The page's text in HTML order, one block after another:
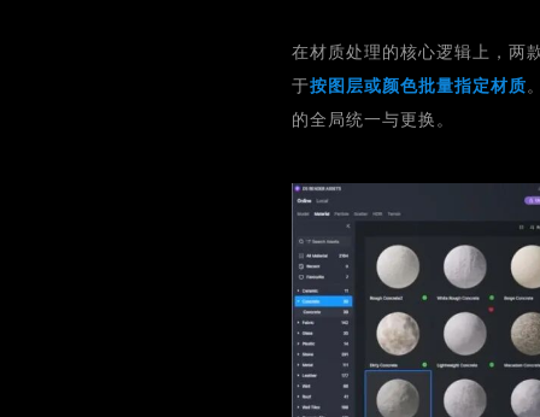
在材质处理的核心逻辑上，两
于按图层或颜色批量指定材质
的全局统一与更换。